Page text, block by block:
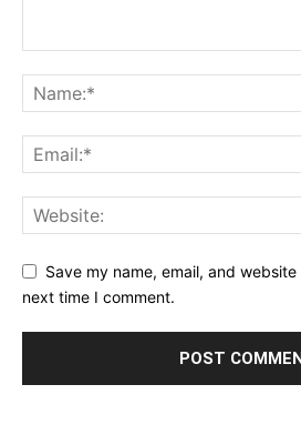
Save my name, email, and
next time I comment.